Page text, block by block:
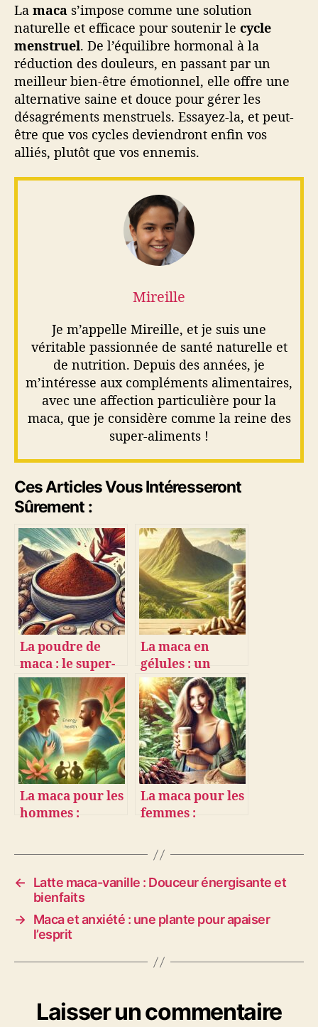
La maca s’impose comme une solution
naturelle et efficace pour soutenir le cycle
menstruel. De l’équilibre hormonal à la
réduction des douleurs, en passant par un
meilleur bien-être émotionnel, elle offre une
alternative saine et douce pour gérer les
désagréments menstruels. Essayez-la, et peut-
être que vos cycles deviendront enfin vos
alliés, plutôt que vos ennemis.
Mireille
Je m’appelle Mireille, et je suis une
véritable passionnée de santé naturelle et
de nutrition. Depuis des années, je
m’intéresse aux compléments alimentaires,
avec une affection particulière pour la
maca, que je considère comme la reine des
super-aliments !
Ces Articles Vous Intéresseront
Sûrement :
La poudre de
maca : le super-
aliment pour
booster votre
énergie !
La maca en
gélules : un
concentré de
bienfaits
pratiques
La maca pour les
hommes :
La maca pour les
femmes :
naturels et
équilibre
hormonal
←
Latte maca-vanille : Douceur énergisante et
bienfaits
→ Maca et anxiété : une plante pour apaiser
l’esprit
Laisser un commentaire